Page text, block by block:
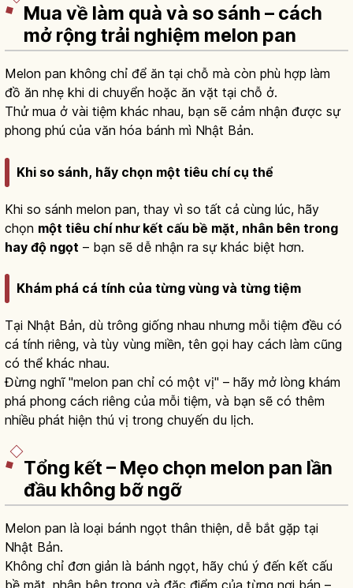
Mua về làm quà và so sánh – cách
mở rộng trải nghiệm melon pan
Melon pan không chỉ để ăn tại chỗ mà còn phù hợp làm
đồ ăn nhẹ khi di chuyển hoặc ăn vặt tại chỗ ở.
Thử mua ở vài tiệm khác nhau, bạn sẽ cảm nhận được sự
phong phú của văn hóa bánh mì Nhật Bản.
Khi so sánh, hãy chọn một tiêu chí cụ thể
Khi so sánh melon pan, thay vì so tất cả cùng lúc, hãy
chọn một tiêu chí như kết cấu bề mặt, nhân bên trong
hay độ ngọt – bạn sẽ dễ nhận ra sự khác biệt hơn.
Khám phá cá tính của từng vùng và từng tiệm
Tại Nhật Bản, dù trông giống nhau nhưng mỗi tiệm đều có
cá tính riêng, và tùy vùng miền, tên gọi hay cách làm cũng
có thể khác nhau.
Đừng nghĩ "melon pan chỉ có một vị" – hãy mở lòng khám
phá phong cách riêng của mỗi tiệm, và bạn sẽ có thêm
nhiều phát hiện thú vị trong chuyến du lịch.
Tổng kết – Mẹo chọn melon pan lần
đầu không bỡ ngỡ
Melon pan là loại bánh ngọt thân thiện, dễ bắt gặp tại
Nhật Bản.
Không chỉ đơn giản là bánh ngọt, hãy chú ý đến kết cấu